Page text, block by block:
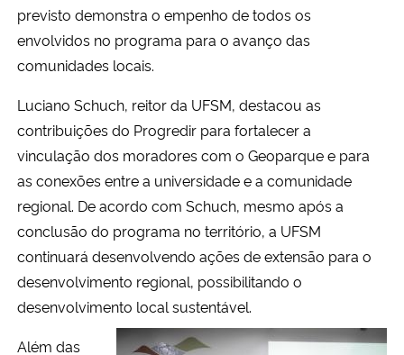
previsto demonstra o empenho de todos os
envolvidos no programa para o avanço das
comunidades locais.
Luciano Schuch, reitor da UFSM, destacou as
contribuições do Progredir para fortalecer a
vinculação dos moradores com o Geoparque e para
as conexões entre a universidade e a comunidade
regional. De acordo com Schuch, mesmo após a
conclusão do programa no território, a UFSM
continuará desenvolvendo ações de extensão para o
desenvolvimento regional, possibilitando o
desenvolvimento local sustentável.
Além das